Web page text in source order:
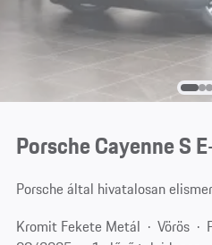
Porsche Cayenne S
Porsche által hivatalosan
Kromit Fekete Metál
Vörös